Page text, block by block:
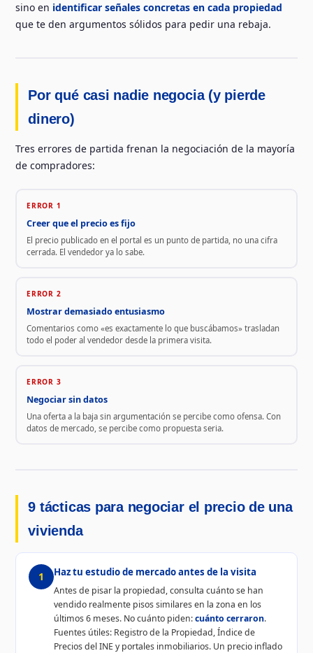
sino en identificar señales concretas en cada propiedad
que te den argumentos sólidos para pedir una rebaja.
Por qué casi nadie negocia (y pierde
dinero)
Tres errores de partida frenan la negociación de la mayoría
de compradores:
ERROR 1
Creer que el precio es fijo
El precio publicado en el portal es un punto de partida, no una cifra
cerrada. El vendedor ya lo sabe.
ERROR 2
Mostrar demasiado entusiasmo
Comentarios como «es exactamente lo que buscábamos» trasladan
todo el poder al vendedor desde la primera visita.
ERROR 3
Negociar sin datos
Una oferta a la baja sin argumentación se percibe como ofensa. Con
datos de mercado, se percibe como propuesta seria.
9 tácticas para negociar el precio de una
vivienda
1 Haz tu estudio de mercado antes de la visita
Antes de pisar la propiedad, consulta cuánto se han
vendido realmente pisos similares en la zona en los
últimos 6 meses. No cuánto piden:cuánto cerraron.
Fuentes útiles: Registro de la Propiedad, Índice de
Precios del INE y portales inmobiliarios. Un precio inflado